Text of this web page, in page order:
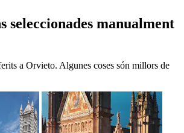
seleccionades manualment
a Orvieto. Algunes coses són millors de